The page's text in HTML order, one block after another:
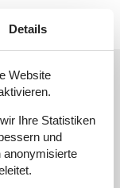
Details
Website
Ihre Statistiken
und
anonymisierte